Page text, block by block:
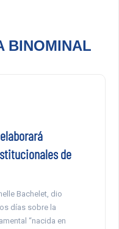
BINOMINAL
de
Bachelet, dio
días sobre la
“nacida en